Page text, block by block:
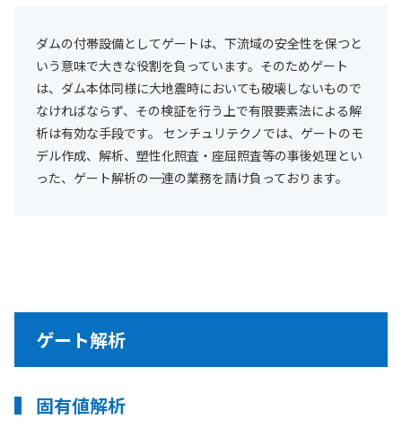
ダムの付帯設備としてゲートは、下流域の安全性を保つと
いう意味で大きな役割を負っています。そのためゲート
は、ダム本体同様に大地震時においても破壊しないもので
なければならず、その検証を行う上で有限要素法による解
析は有効な手段です。 センチュリテクノでは、ゲートのモ
デル作成、解析、塑性化照査・座屈照査等の事後処理とい
った、ゲート解析の一連の業務を請け負っております。
ゲート解析
固有値解析